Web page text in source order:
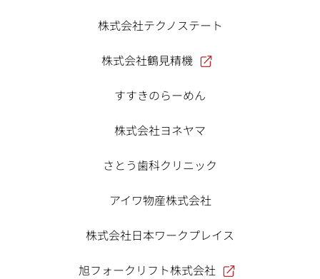
株式会社テクノステート
株式会社鶴見精機
すすきのらーめん
株式会社ヨネヤマ
さとう歯科クリニック
アイワ物産株式会社
株式会社日本ワークプレイス
旭フォークリフト株式会社